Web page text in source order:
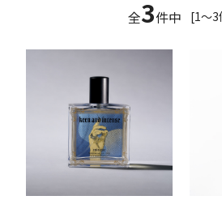
[1～3
全3件中